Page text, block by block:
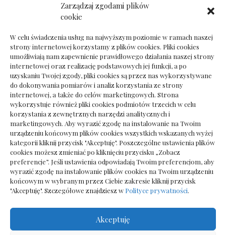
Zarządzaj zgodami plików
cookie
W celu świadczenia usług na najwyższym poziomie w ramach naszej
strony internetowej korzystamy z plików cookies. Pliki cookies
umożliwiają nam zapewnienie prawidłowego działania naszej strony
internetowej oraz realizację podstawowych jej funkcji, a po
uzyskaniu Twojej zgody, pliki cookies są przez nas wykorzystywane
do dokonywania pomiarów i analiz korzystania ze strony
internetowej, a także do celów marketingowych. Strona
wykorzystuje również pliki cookies podmiotów trzecich w celu
korzystania z zewnętrznych narzędzi analitycznych i
marketingowych. Aby wyrazić zgodę na instalowanie na Twoim
urządzeniu końcowym plików cookies wszystkich wskazanych wyżej
kategorii kliknij przycisk "Akceptuję". Poszczególne ustawienia plików
cookies możesz zmieniać po kliknięciu przycisku „Zobacz
preferencje”. Jeśli ustawienia odpowiadają Twoim preferencjom, aby
wyrazić zgodę na instalowanie plików cookies na Twoim urządzeniu
końcowym w wybranym przez Ciebie zakresie kliknij przycisk
"Akceptuję". Szczegółowe znajdziesz w Polityce prywatności.
Akceptuję
Dokumenty do odbioru przy zmianie biura
Deska podłogowa do salonu: jak wybrać bez
pośpiechu